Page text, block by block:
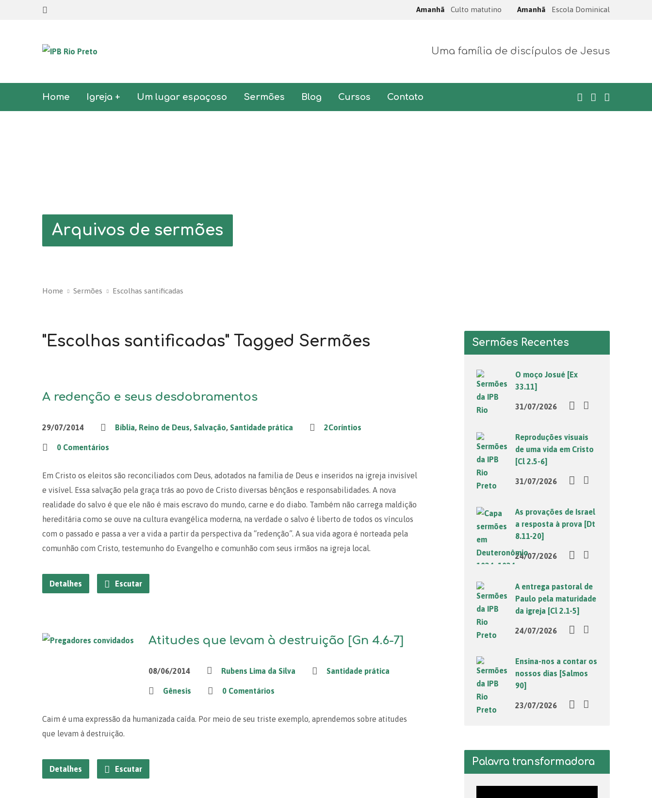
Amanhã Culto matutino Amanhã Escola Dominical
Uma família de discípulos de Jesus
Home Igreja + Um lugar espaçoso Sermões Blog Cursos Contato
Arquivos de sermões
Home Sermões Escolhas santificadas
"Escolhas santificadas" Tagged Sermões
A redenção e seus desdobramentos
29/07/2014 Bíblia, Reino de Deus, Salvação, Santidade prática 2Coríntios
0 Comentários
Em Cristo os eleitos são reconciliados com Deus, adotados na familia de Deus e inseridos na igreja invisível
e visível. Essa salvação pela graça trás ao povo de Cristo diversas bênçãos e responsabilidades. A nova
realidade do salvo é que ele não é mais escravo do mundo, carne e do diabo. Também não carrega maldição
hereditária como se ouve na cultura evangélica moderna, na verdade o salvo é liberto de todos os vínculos
com o passado e passa a ver a vida a partir da perspectiva da “redenção”. A sua vida agora é norteada pela
comunhão com Cristo, testemunho do Evangelho e comunhão com seus irmãos na igreja local.
Detalhes Escutar
Atitudes que levam à destruição [Gn 4.6-7]
08/06/2014 Rubens Lima da Silva Santidade prática
Gênesis 0 Comentários
Caim é uma expressão da humanizada caída. Por meio de seu triste exemplo, aprendemos sobre atitudes
que levam à destruição.
Detalhes Escutar
Sermões Recentes
O moço Josué [Ex
33.11]
31/07/2026
Reproduções visuais
de uma vida em Cristo
[Cl 2.5-6]
31/07/2026
As provações de Israel
a resposta à prova [Dt
8.11-20]
24/07/2026
A entrega pastoral de
Paulo pela maturidade
da igreja [Cl 2.1-5]
24/07/2026
Ensina-nos a contar os
nossos dias [Salmos
90]
23/07/2026
Palavra transformadora